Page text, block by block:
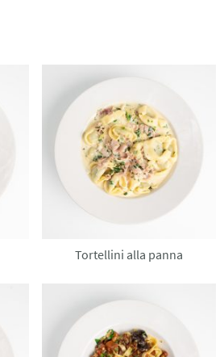
Tortellini alla panna